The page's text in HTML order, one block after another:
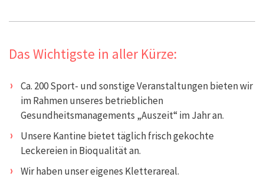
Das Wichtigste in aller Kürze:
Ca. 200 Sport- und sonstige Veranstaltungen bieten wir
im Rahmen unseres betrieblichen
Gesundheitsmanagements „Auszeit“ im Jahr an.
Unsere Kantine bietet täglich frisch gekochte
Leckereien in Bioqualität an.
Wir haben unser eigenes Kletterareal.